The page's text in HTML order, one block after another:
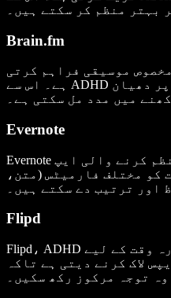
بہتر منظم کر سکتے ہیں۔
Brain.fm
موسیقی فراہم کرتی
ہے۔ اس سے ADHD والے افراد کو اپنے کام پر دھیان
میں مدد مل سکتی ہے۔
Evernote
Evernote نوٹس بنانے اور انہیں منظم کرنے والی ایپ
کو مختلف فارمیٹس (متن،
اور ترتیب دے سکتے ہیں۔
Flipd
Flipd، ADHD والے طلباء کو ایک مقررہ وقت کے لیے
لاک کرنے دیتی ہے تاکہ
وہ توجہ مرکوز رکھ سکیں۔